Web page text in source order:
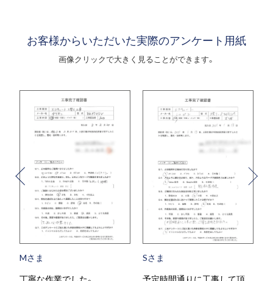
お客様からいただいた実際のアンケート用紙
画像クリックで大きく見ることができます。
Mさま
丁寧な作業でした。
Sさま
予定時間通りに工事して頂